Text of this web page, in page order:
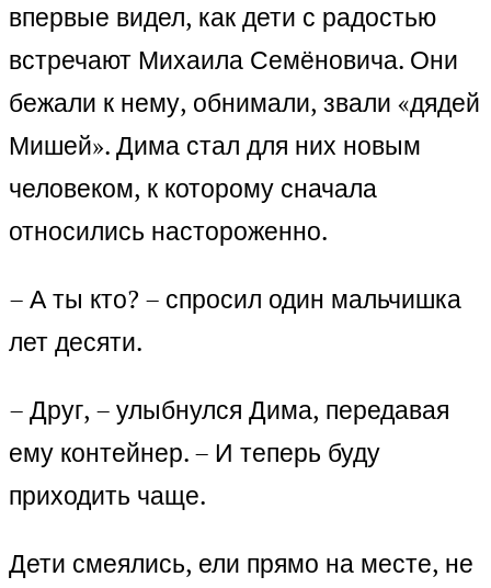
впервые видел, как дети с радостью
встречают Михаила Семёновича. Они
бежали к нему, обнимали, звали «дядей
Мишей». Дима стал для них новым
человеком, к которому сначала
относились настороженно.
– А ты кто? – спросил один мальчишка
лет десяти.
– Друг, – улыбнулся Дима, передавая
ему контейнер. – И теперь буду
приходить чаще.
Дети смеялись, ели прямо на месте, не